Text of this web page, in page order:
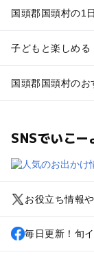
国頭郡国頭村の1
子どもと楽しめる
国頭郡国頭村のお
SNSでいこー
お役立ち情報
毎日更新！旬